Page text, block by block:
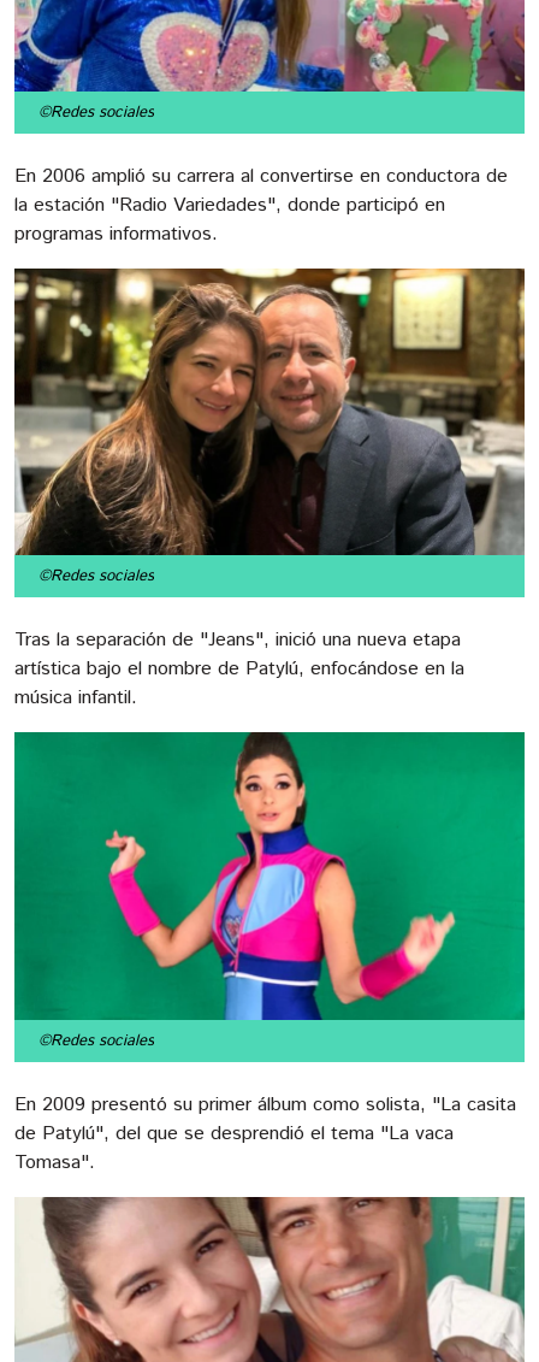
©Redes sociales
En 2006 amplió su carrera al convertirse en conductora de
la estación "Radio Variedades", donde participó en
programas informativos.
©Redes sociales
Tras la separación de "Jeans", inició una nueva etapa
artística bajo el nombre de Patylú, enfocándose en la
música infantil.
©Redes sociales
En 2009 presentó su primer álbum como solista, "La casita
de Patylú", del que se desprendió el tema "La vaca
Tomasa".